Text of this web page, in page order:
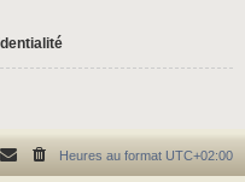
Heures au format UTC+02:00